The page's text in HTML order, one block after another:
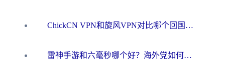
ChickCN VPN和旋风VPN对比哪个回国效果更好？海外用户的选择困境与出路
雷神手游和六毫秒哪个好？海外党如何真正解锁国内资源